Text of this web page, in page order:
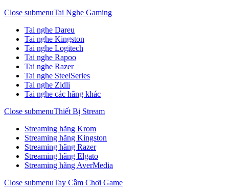
Close submenuTai Nghe Gaming
Tai nghe Dareu
Tai nghe Kingston
Tai nghe Logitech
Tai nghe Rapoo
Tai nghe Razer
Tai nghe SteelSeries
Tai nghe Zidli
Tai nghe các hãng khác
Close submenuThiết Bị Stream
Streaming hãng Krom
Streaming hãng Kingston
Streaming hãng Razer
Streaming hãng Elgato
Streaming hãng AverMedia
Close submenuTay Cầm Chơi Game